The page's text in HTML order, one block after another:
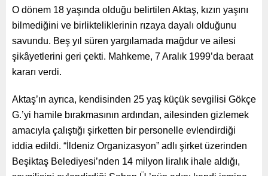
O dönem 18 yaşında olduğu belirtilen Aktaş, kızın yaşını
bilmediğini ve birlikteliklerinin rızaya dayalı olduğunu
savundu. Beş yıl süren yargılamada mağdur ve ailesi
şikâyetlerini geri çekti. Mahkeme, 7 Aralık 1999’da beraat
kararı verdi.
Aktaş’ın ayrıca, kendisinden 25 yaş küçük sevgilisi Gökçe
G.’yi hamile bırakmasının ardından, ailesinden gizlemek
amacıyla çalıştığı şirketten bir personelle evlendirdiği
iddia edildi. “İldeniz Organizasyon” adlı şirket üzerinden
Beşiktaş Belediyesi’nden 14 milyon liralık ihale aldığı,